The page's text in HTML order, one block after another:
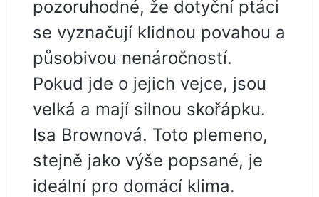
pozoruhodné, že dotyční ptáci
se vyznačují klidnou povahou a
působivou nenáročností.
Pokud jde o jejich vejce, jsou
velká a mají silnou skořápku.
Isa Brownová. Toto plemeno,
stejně jako výše popsané, je
ideální pro domácí klima.